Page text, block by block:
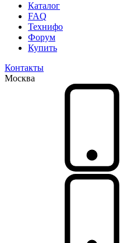
Каталог
FAQ
Технифо
Форум
Купить
Контакты
Москва